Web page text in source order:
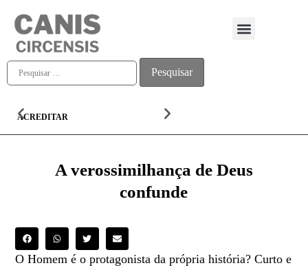
ACREDITAR
A verossimilhança de Deus
confunde
O Homem é o protagonista da própria história? Curto e